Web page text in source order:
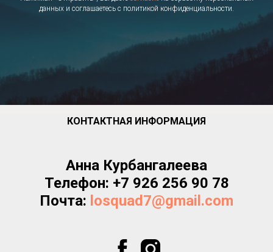
данных и соглашаетесь с политикой конфиденциальности.
КОНТАКТНАЯ ИНФОРМАЦИЯ
Анна Курбангалеева
Телефон: +7 926 256 90 78
Почта: losquad7@gmail.com